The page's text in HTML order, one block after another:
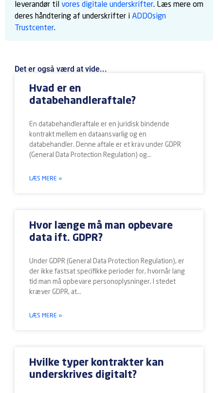
leverandør til vores digitale underskrifter. Læs mere om
deres håndtering af underskrifter i ADDOsign
Trustcenter.
Det er også værd at vide...
Hvad er en
databehandleraftale?
En databehandleraftale er en juridisk bindende
kontrakt mellem en dataansvarlig og en
databehandler. Denne aftale er et krav under GDPR
(General Data Protection Regulation) og
LÆS MERE »
Hvor længe må man opbevare
data ift. GDPR?
Under GDPR (General Data Protection Regulation), er
der ikke fastsat specifikke perioder for, hvornår lang
tid man må opbevare personoplysninger. I stedet
kræver GDPR, at
LÆS MERE »
Hvilke typer kontrakter kan
underskrives digitalt?